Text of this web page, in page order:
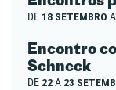
DE 18 SETEMBRO A
Encontro
Schneck
DE 22A 23